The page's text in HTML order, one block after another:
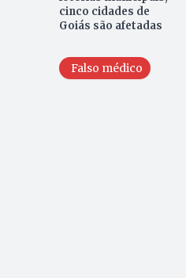
cinco cidades de
Goiás são afetadas
Falso médico